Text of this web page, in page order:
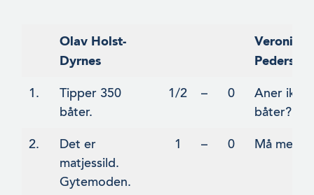
Olav Holst-
Dyrnes
Veronica
Pedersen
1.
Tipper 350
båter.
1/2 – 0
Aner
båter?
2.
Det er
matjessild.
Gytemoden.
1 – 0 Må melde